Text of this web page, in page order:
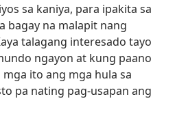
sa kaniya, para ipakita sa
bagay na malapit nang
talagang interesado tayo
ngayon at kung paano
ito ang mga hula sa
pa nating pag-usapan ang